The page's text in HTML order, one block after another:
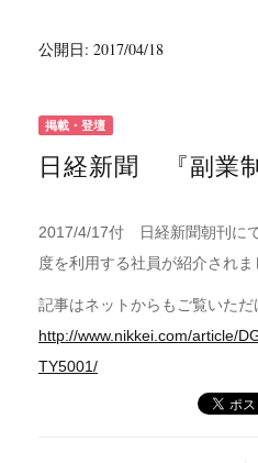
公開日: 2017/04/18
掲載・登壇
日経新聞 『副業制
2017/4/17付 日経新聞朝刊に
度を利用する社員が紹介されま
記事はネットからもご覧いただ
http://www.nikkei.com/article/
TY5001/